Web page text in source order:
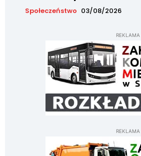
Społeczeństwo 03/08/2026
REKLAMA
REKLAMA